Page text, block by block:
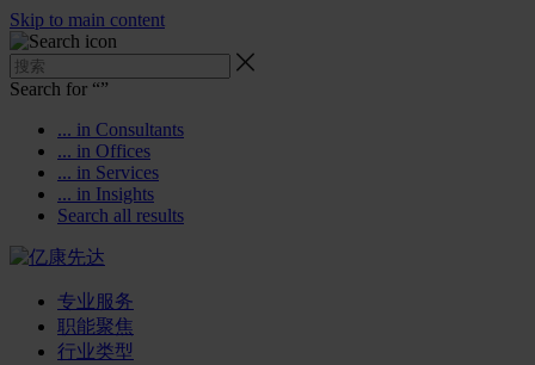
Skip to main content
Search for “”
... in Consultants
... in Offices
... in Services
... in Insights
Search all results
专业服务
职能聚焦
行业类型